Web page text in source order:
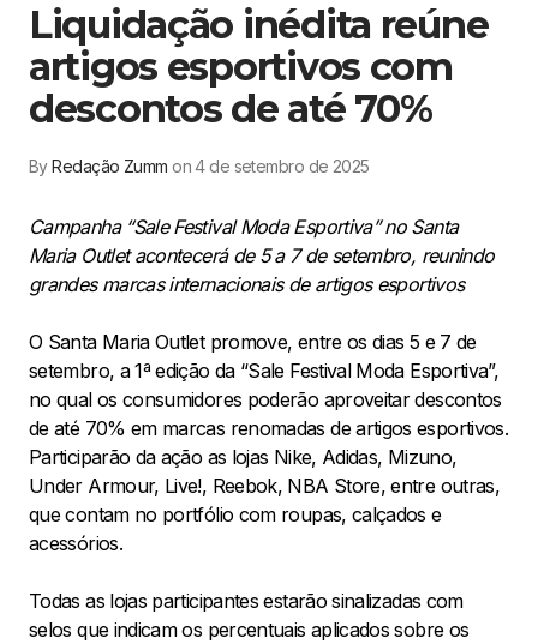
Liquidação inédita reúne
artigos esportivos com
descontos de até 70%
ByRedação Zumm on 4 de setembro de 2025
Campanha “Sale Festival Moda Esportiva” no Santa
Maria Outlet acontecerá de 5 a 7 de setembro, reunindo
grandes marcas internacionais de artigos esportivos
O Santa Maria Outlet promove, entre os dias 5 e 7 de
setembro, a 1ª edição da “Sale Festival Moda Esportiva”,
no qual os consumidores poderão aproveitar descontos
de até 70% em marcas renomadas de artigos esportivos.
Participarão da ação as lojas Nike, Adidas, Mizuno,
Under Armour, Live!, Reebok, NBA Store, entre outras,
que contam no portfólio com roupas, calçados e
acessórios.
Todas as lojas participantes estarão sinalizadas com
selos que indicam os percentuais aplicados sobre os